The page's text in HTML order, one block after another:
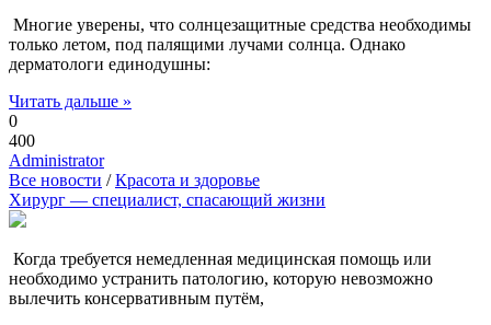
Многие уверены, что солнцезащитные средства необходимы
только летом, под палящими лучами солнца. Однако
дерматологи единодушны:
Читать дальше »
0
400
Administrator
Все новости /Красота и здоровье
Хирург — специалист, спасающий жизни
Когда требуется немедленная медицинская помощь или
необходимо устранить патологию, которую невозможно
вылечить консервативным путём,